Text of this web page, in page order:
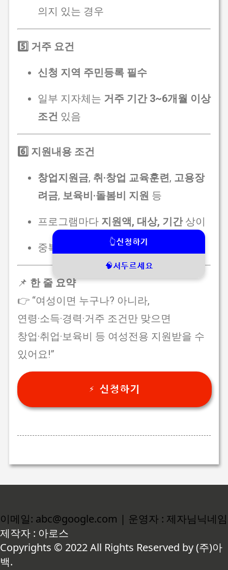
👆신청하기
🧠서두르세요
의지 있는 경우
5️⃣ 거주 요건
신청 지역 주민등록 필수
일부 지자체는 거주 기간 3~6개월 이상
조건 있음
6️⃣ 지원내용 조건
창업지원금, 취·창업 교육훈련, 고용장
려금, 보육비·돌봄비 지원 등
프로그램마다 지원액, 대상, 기간상이
중복 수급 시 일부 제한 존재
📌 한 줄 요약
👉 “여성이면 누구나? 아니라,
연령·소득·경력·거주 조건만 맞으면
창업·취업·보육비 등 여성전용 지원받을 수
있어요!”
⚡ 신청하기
이메일: abc@google.com | 운영자 : 제자님닉네임
제작자 : 아로스
Copyrights © 2022 All Rights Reserved by (주)아
백.